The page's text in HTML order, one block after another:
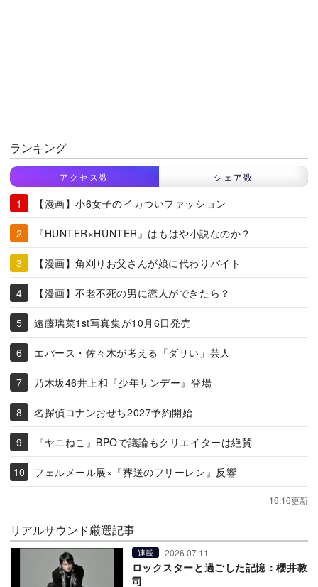
ランキング
アクセス数 シェア数
【漫画】小6女子のイカついファッション
『HUNTER×HUNTER』はもはや小説なのか？
【漫画】角刈りお父さんが娘に代わりバイト
【漫画】不老不死の男に恋人ができたら？
遠藤璃菜1st写真集が10月6日発売
エバース・佐々木が考える「ダサい」芸人
乃木坂46井上和『少年サンデー』登場
名探偵コナンおせち2027予約開始
『ヤニねこ』BPOで議論もクリエイターは絶賛
フェルメール展×『葬送のフリーレン』反響
16:16更新
リアルサウンド厳選記事
連載 2026.07.11
ロックスターと過ごした記憶：櫻井敦
司